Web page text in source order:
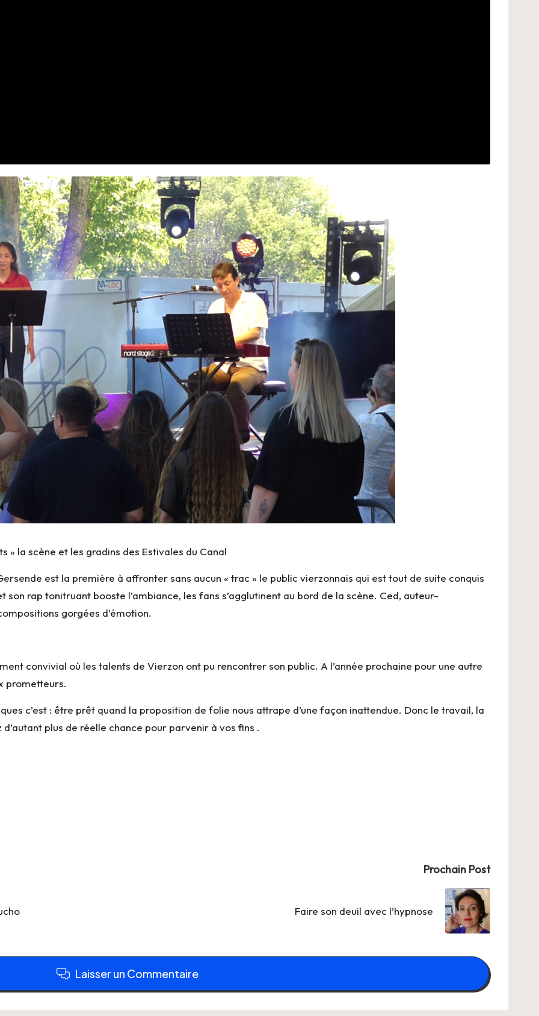
» la scène et les gradins des Estivales du Canal
est la première à affronter sans aucun « trac » le public vierzonnais qui est tout de suite conquis
son rap tonitruant booste l’ambiance, les fans s’agglutinent au bord de la scène. Ced, auteur-
gorgées d’émotion.
convivial où les talents de Vierzon ont pu rencontrer son public. A l’année prochaine pour une autre
prometteurs.
c’est : être prêt quand la proposition de folie nous attrape d’une façon inattendue. Donc le travail, la
plus de réelle chance pour parvenir à vos fins .
Prochain Post
Faire son deuil avec l’hypnose
Laisser un Commentaire